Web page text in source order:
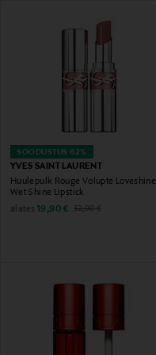
SOODUSTUS 62%
YVES SAINT LAURENT
Huulepulk Rouge Volupte Loveshine
Wet Shine Lipstick
alates Discounted Price
19,90 € Original Price
52,00 €